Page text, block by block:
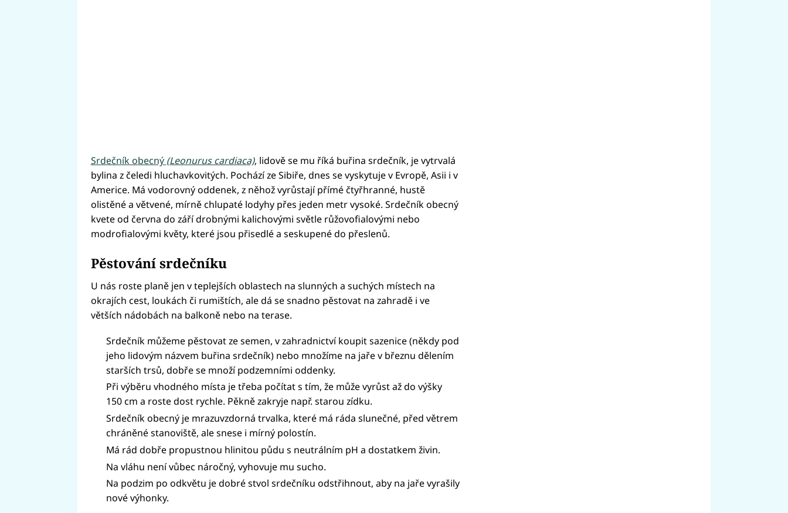
Srdečník obecný (Leonurus cardiaca), lidově se mu říká buřina srdečník, je vytrvalá
bylina z čeledi hluchavkovitých. Pochází ze Sibiře, dnes se vyskytuje v Evropě, Asii i v
Americe. Má vodorovný oddenek, z něhož vyrůstají přímé čtyřhranné, hustě
olistěné a větvené, mírně chlupaté lodyhy přes jeden metr vysoké. Srdečník obecný
kvete od června do září drobnými kalichovými světle růžovofialovými nebo
modrofialovými květy, které jsou přisedlé a seskupené do přeslenů.
Pěstování srdečníku
U nás roste planě jen v teplejších oblastech na slunných a suchých místech na
okrajích cest, loukách či rumištích, ale dá se snadno pěstovat na zahradě i ve
větších nádobách na balkoně nebo na terase.
Srdečník můžeme pěstovat ze semen, v zahradnictví koupit sazenice (někdy pod
jeho lidovým názvem buřina srdečník) nebo množíme na jaře v březnu dělením
starších trsů, dobře se množí podzemními oddenky.
Při výběru vhodného místa je třeba počítat s tím, že může vyrůst až do výšky
150 cm a roste dost rychle. Pěkně zakryje např. starou zídku.
Srdečník obecný je mrazuvzdorná trvalka, které má ráda slunečné, před větrem
chráněné stanoviště, ale snese i mírný polostín.
Má rád dobře propustnou hlinitou půdu s neutrálním pH a dostatkem živin.
Na vláhu není vůbec náročný, vyhovuje mu sucho.
Na podzim po odkvětu je dobré stvol srdečníku odstřihnout, aby na jaře vyrašily
nové výhonky.